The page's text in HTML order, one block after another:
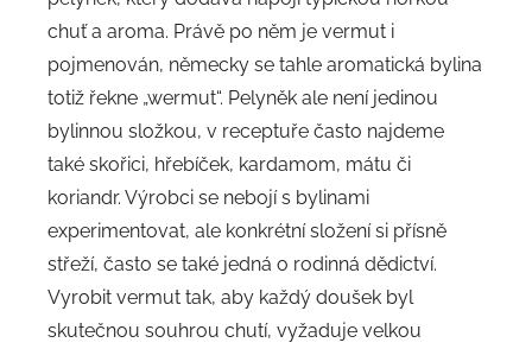
chuť a aroma. Právě po něm je vermut i
pojmenován, německy se tahle aromatická bylina
totiž řekne „wermut“. Pelyněk ale není jedinou
bylinnou složkou, v receptuře často najdeme
také skořici, hřebíček, kardamom, mátu či
koriandr. Výrobci se nebojí s bylinami
experimentovat, ale konkrétní složení si přísně
střeží, často se také jedná o rodinná dědictví.
Vyrobit vermut tak, aby každý doušek byl
skutečnou souhrou chutí, vyžaduje velkou